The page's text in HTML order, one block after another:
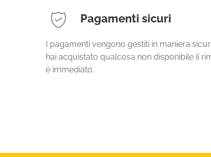
Pagamenti sicuri
I pagamenti vengono gestiti in maniera
hai acquistato qualcosa non disponibile il
è immediato.